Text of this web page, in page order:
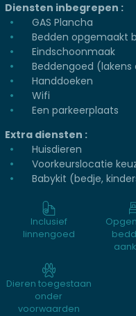
Diensten inbegrepen :
GAS Plancha
Bedden opgemaakt
Eindschoonmaak
Beddengoed (lakens
Handdoeken
Wifi
Een parkeerplaats
Extra diensten :
Huisdieren
Voorkeurslocatie
Babykit (bedje,
Inclusief
linnengoed
Dieren toegestaan
onder
voorwaarden